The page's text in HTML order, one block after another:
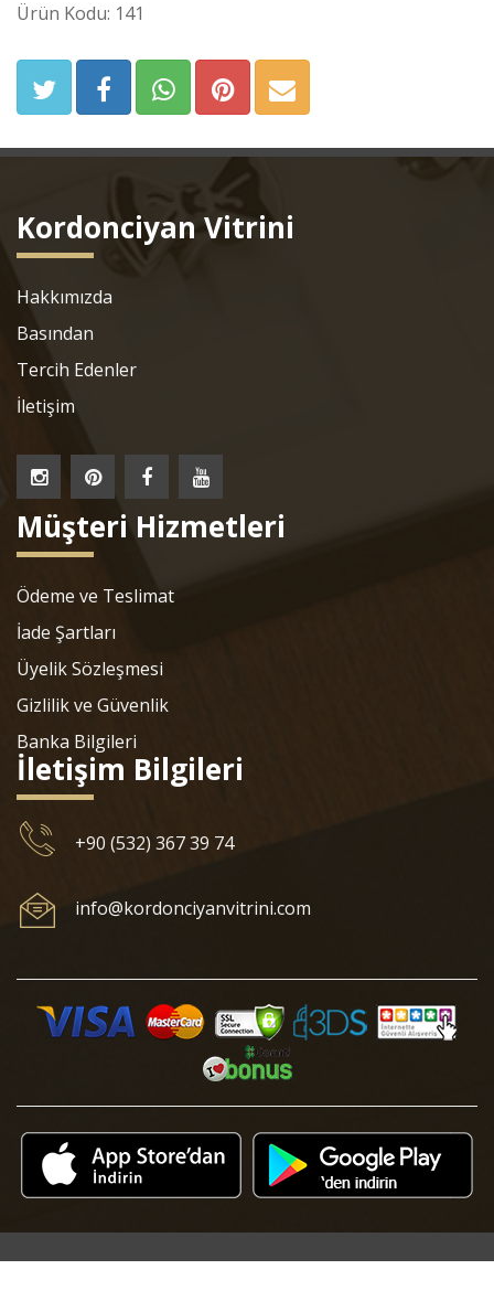
Ürün Kodu: 141
Kordonciyan Vitrini
Hakkımızda
Basından
Tercih Edenler
İletişim
Müşteri Hizmetleri
Ödeme ve Teslimat
İade Şartları
Üyelik Sözleşmesi
Gizlilik ve Güvenlik
Banka Bilgileri
İletişim Bilgileri
+90 (532) 367 39 74
info@kordonciyanvitrini.com